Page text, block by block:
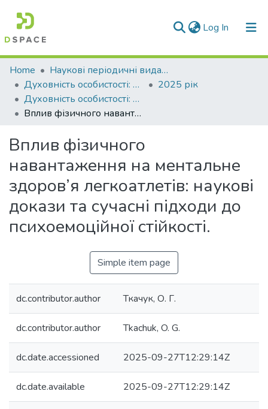
Log In (current)
Communities & Collections
All of DSpace
Statistics
Home
Наукові періодичні видання СНУ ім. В. Даля
Духовність особистості: методологія, теорія і практика
2025 рік
Духовність особистості: методологія, теорія і практика. 2025. Т. 1, № 1 (111)
Вплив фізичного навантаження на ментальне здоров’я легкоатлетів: наукові докази та сучасні підходи до психоемоційної стійкості.
Вплив фізичного
навантаження на ментальне
здоров’я легкоатлетів: наукові
докази та сучасні підходи до
психоемоційної стійкості.
Simple item page
dc.contributor.author Ткачук, О. Г.
dc.contributor.author Tkachuk, O. G.
dc.date.accessioned 2025-09-27T12:29:14Z
dc.date.available 2025-09-27T12:29:14Z